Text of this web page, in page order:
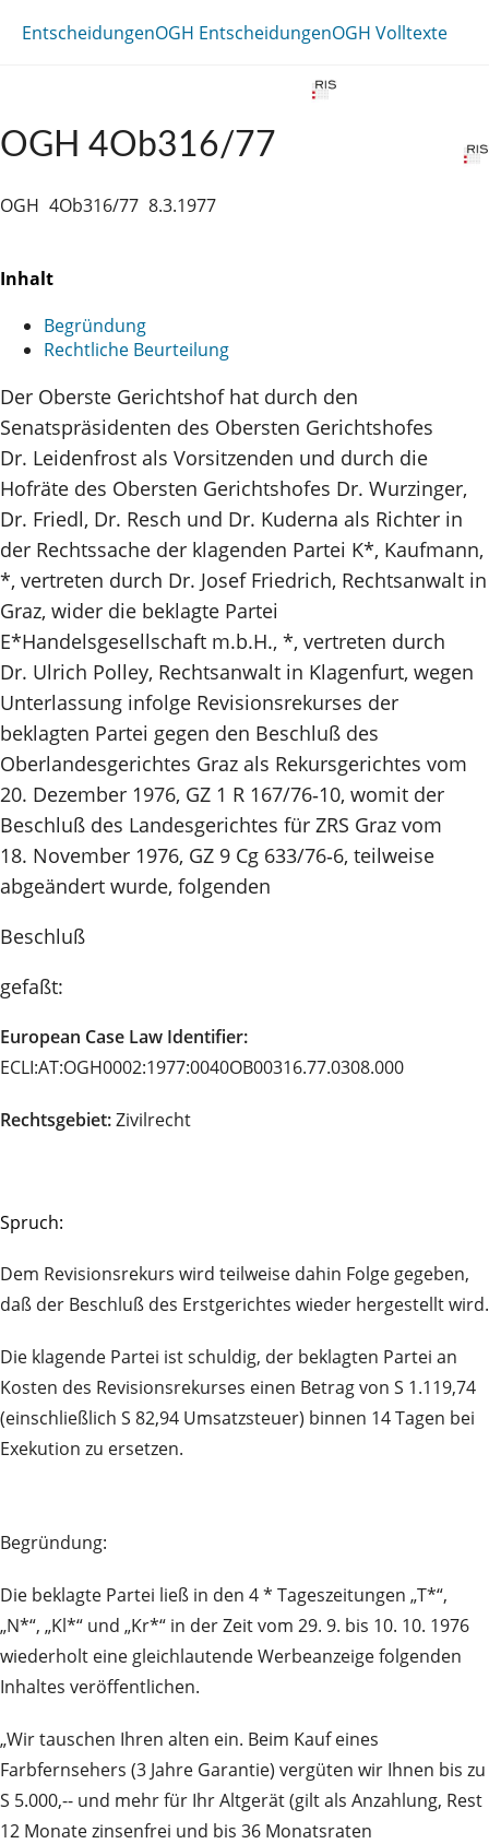
EntscheidungenOGH EntscheidungenOGH Volltexte
OGH 4Ob316/77
OGH 4Ob316/77 8.3.1977
Inhalt
Begründung
Rechtliche Beurteilung
Der Oberste Gerichtshof hat durch den
Senatspräsidenten des Obersten Gerichtshofes
Dr. Leidenfrost als Vorsitzenden und durch die
Hofräte des Obersten Gerichtshofes Dr. Wurzinger,
Dr. Friedl, Dr. Resch und Dr. Kuderna als Richter in
der Rechtssache der klagenden Partei K*, Kaufmann,
*, vertreten durch Dr. Josef Friedrich, Rechtsanwalt in
Graz, wider die beklagte Partei
E*Handelsgesellschaft m.b.H., *, vertreten durch
Dr. Ulrich Polley, Rechtsanwalt in Klagenfurt, wegen
Unterlassung infolge Revisionsrekurses der
beklagten Partei gegen den Beschluß des
Oberlandesgerichtes Graz als Rekursgerichtes vom
20. Dezember 1976, GZ 1 R 167/76‑10, womit der
Beschluß des Landesgerichtes für ZRS Graz vom
18. November 1976, GZ 9 Cg 633/76‑6, teilweise
abgeändert wurde, folgenden
Beschluß
gefaßt:
European Case Law Identifier:
ECLI:AT:OGH0002:1977:0040OB00316.77.0308.000
Rechtsgebiet:Zivilrecht
Spruch:
Dem Revisionsrekurs wird teilweise dahin Folge gegeben,
daß der Beschluß des Erstgerichtes wieder hergestellt wird.
Die klagende Partei ist schuldig, der beklagten Partei an
Kosten des Revisionsrekurses einen Betrag von S 1.119,74
(einschließlich S 82,94 Umsatzsteuer) binnen 14 Tagen bei
Exekution zu ersetzen.
Begründung:
Die beklagte Partei ließ in den 4 * Tageszeitungen „T*“,
„N*“, „Kl*“ und „Kr*“ in der Zeit vom 29. 9. bis 10. 10. 1976
wiederholt eine gleichlautende Werbeanzeige folgenden
Inhaltes veröffentlichen.
„Wir tauschen Ihren alten ein. Beim Kauf eines
Farbfernsehers (3 Jahre Garantie) vergüten wir Ihnen bis zu
S 5.000,-- und mehr für Ihr Altgerät (gilt als Anzahlung, Rest
12 Monate zinsenfrei und bis 36 Monatsraten